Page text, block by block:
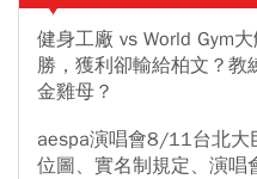
健身工廠 vs World Gym
勝，獲利卻輸給柏文？
金雞母？
aespa演唱會8/11台北大
位圖、實名制規定、演唱